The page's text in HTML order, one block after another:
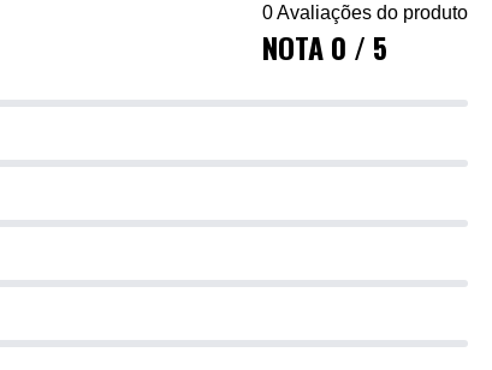
0 Avaliações do produto
NOTA 0 / 5